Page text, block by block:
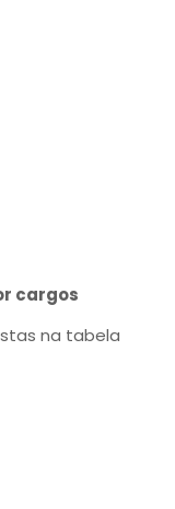
cargos
na tabela